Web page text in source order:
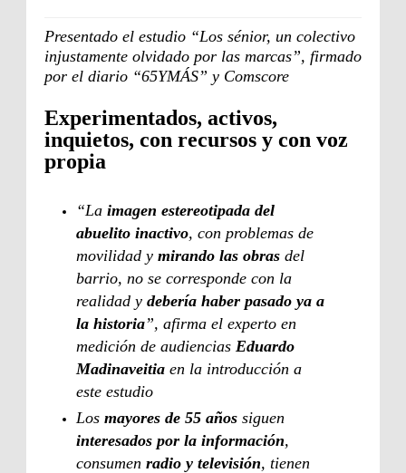
Presentado el estudio “Los sénior, un colectivo
injustamente olvidado por las marcas”, firmado
por el diario “65YMÁS” y Comscore
Experimentados, activos,
inquietos, con recursos y con voz
propia
“La imagen estereotipada del
abuelito inactivo, con problemas de
movilidad y mirando las obras del
barrio, no se corresponde con la
realidad y debería haber pasado ya a
la historia”, afirma el experto en
medición de audiencias Eduardo
Madinaveitia en la introducción a
este estudio
Los mayores de 55 años siguen
interesados por la información,
consumen radio y televisión, tienen